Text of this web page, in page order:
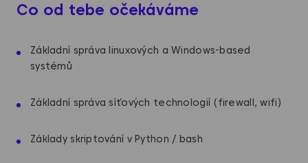
Co od tebe očekáváme
Základní správa linuxových a Windows-based
systémů
Základní správa síťových technologií (firewall, wifi)
Základy skriptování v Python / bash